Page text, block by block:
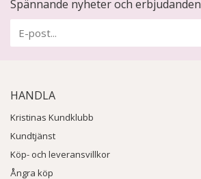
Spännande nyheter och erbjudanden
HANDLA
Kristinas Kundklubb
Kundtjänst
Köp- och leveransvillkor
Ångra köp